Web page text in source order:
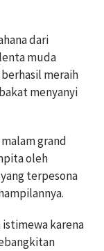
dari
muda
meraih
menyanyi
grand
oleh
terpesona
istimewa karena